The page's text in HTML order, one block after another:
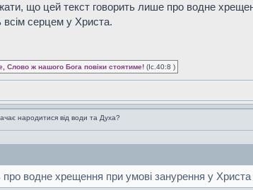
що цей текст говорить лише про водне
всім серцем у Христа.
Слово ж нашого Бога повіки стоятиме! (Іс.40:8 )
народитися від води та Духа?
про водне хрещення при умові занурення у